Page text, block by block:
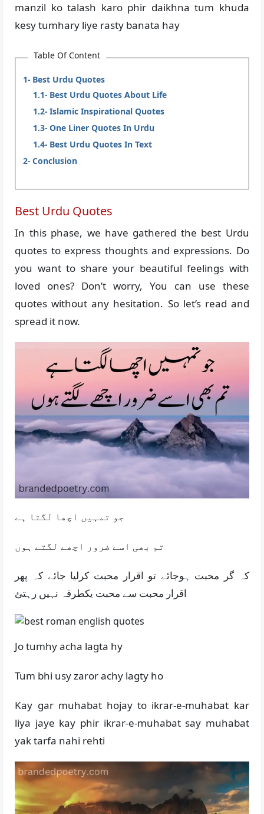
manzil ko talash karo phir daikhna tum khuda
kesy tumhary liye rasty banata hay
Table Of Content
Best Urdu Quotes
Best Urdu Quotes About Life
Islamic Inspirational Quotes
One Liner Quotes In Urdu
Best Urdu Quotes In Text
Conclusion
Best Urdu Quotes
In this phase, we have gathered the best Urdu
quotes to express thoughts and expressions. Do
you want to share your beautiful feelings with
loved ones? Don’t worry, You can use these
quotes without any hesitation. So let’s read and
spread it now.
کہ گر محبت ہوجائے تو اقرار محبت کرلیا جائے کہ پھر
اقرار محبت سے محبت یکطرفہ نہیں رہتئ
Jo tumhy acha lagta hy
Tum bhi usy zaror achy lagty ho
Kay gar muhabat hojay to ikrar-e-muhabat kar
liya jaye kay phir ikrar-e-muhabat say muhabat
yak tarfa nahi rehti